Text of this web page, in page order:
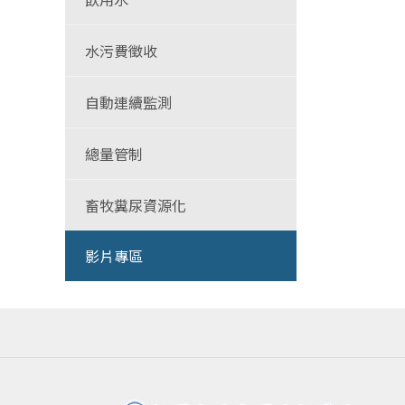
水污費徵收
自動連續監測
總量管制
畜牧糞尿資源化
影片專區